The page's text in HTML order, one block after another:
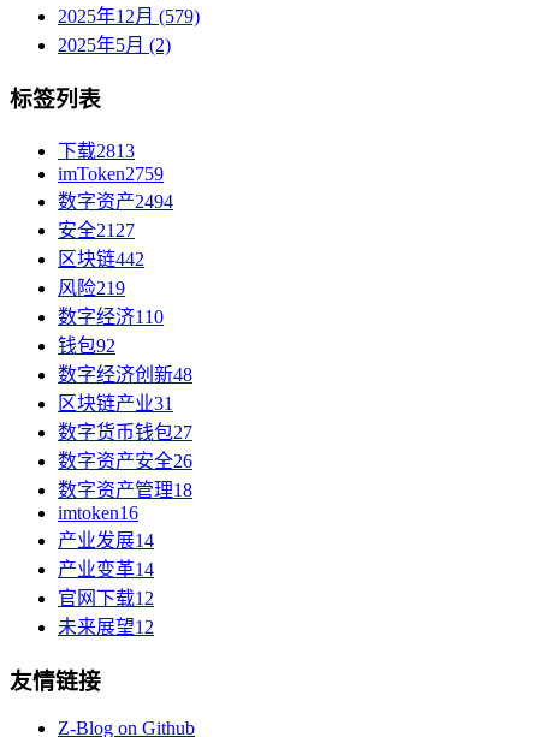
2025年12月 (579)
2025年5月 (2)
标签列表
下载2813
imToken2759
数字资产2494
安全2127
区块链442
风险219
数字经济110
钱包92
数字经济创新48
区块链产业31
数字货币钱包27
数字资产安全26
数字资产管理18
imtoken16
产业发展14
产业变革14
官网下载12
未来展望12
友情链接
Z-Blog on Github